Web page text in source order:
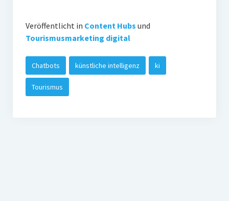
Veröffentlicht in Content Hubs und
Tourismusmarketing digital
Chatbots künstliche intelligenz ki
Tourismus